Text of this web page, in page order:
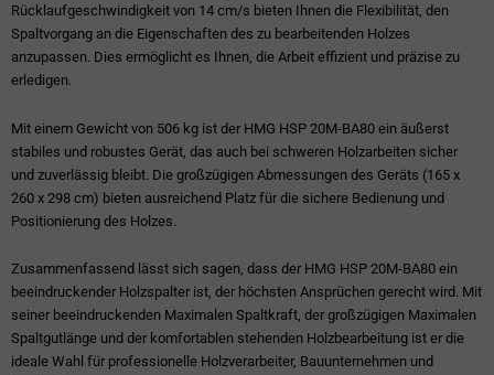
Rücklaufgeschwindigkeit von 14 cm/s bieten Ihnen die Flexibilität, den
Spaltvorgang an die Eigenschaften des zu bearbeitenden Holzes
anzupassen. Dies ermöglicht es Ihnen, die Arbeit effizient und präzise zu
erledigen.
Mit einem Gewicht von 506 kg ist der HMG HSP 20M-BA80 ein äußerst
stabiles und robustes Gerät, das auch bei schweren Holzarbeiten sicher
und zuverlässig bleibt. Die großzügigen Abmessungen des Geräts (165 x
260 x 298 cm) bieten ausreichend Platz für die sichere Bedienung und
Positionierung des Holzes.
Zusammenfassend lässt sich sagen, dass der HMG HSP 20M-BA80 ein
beeindruckender Holzspalter ist, der höchsten Ansprüchen gerecht wird. Mit
seiner beeindruckenden Maximalen Spaltkraft, der großzügigen Maximalen
Spaltgutlänge und der komfortablen stehenden Holzbearbeitung ist er die
ideale Wahl für professionelle Holzverarbeiter, Bauunternehmen und